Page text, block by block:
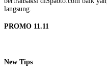
langsung.
PROMO 11.11
New Tips